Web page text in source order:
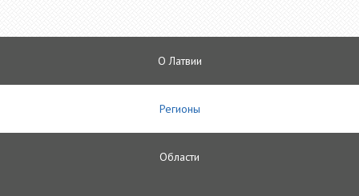
О Латвии
Регионы
Oбласти